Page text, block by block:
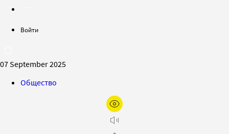
Войти
07 September 2025
Общество